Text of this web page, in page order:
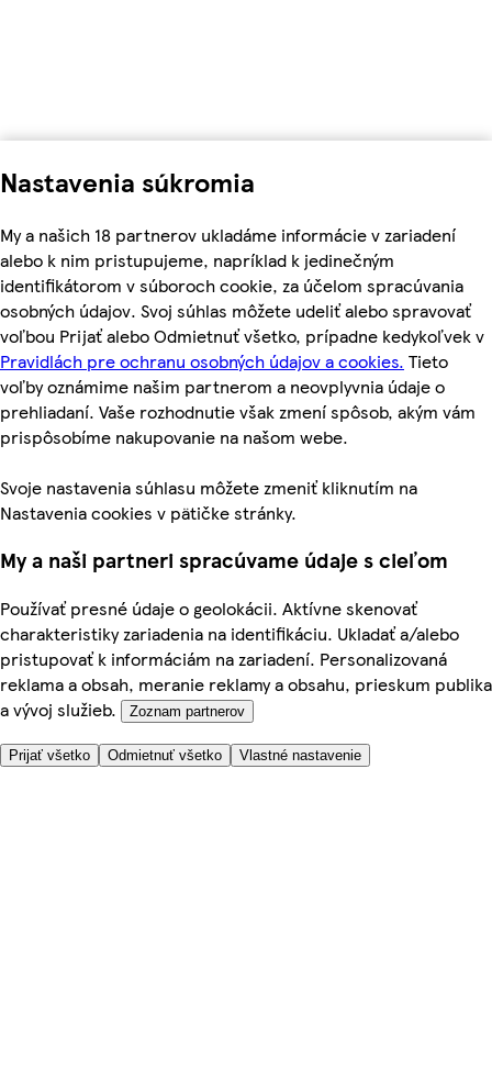
Nastavenia súkromia
My a našich 18 partnerov ukladáme informácie v zariadení
alebo k nim pristupujeme, napríklad k jedinečným
identifikátorom v súboroch cookie, za účelom spracúvania
osobných údajov. Svoj súhlas môžete udeliť alebo spravovať
voľbou Prijať alebo Odmietnuť všetko, prípadne kedykoľvek v
Pravidlách pre ochranu osobných údajov a cookies. Tieto
voľby oznámime našim partnerom a neovplyvnia údaje o
prehliadaní. Vaše rozhodnutie však zmení spôsob, akým vám
prispôsobíme nakupovanie na našom webe.
Svoje nastavenia súhlasu môžete zmeniť kliknutím na
Nastavenia cookies v pätičke stránky.
My a naši partneri spracúvame údaje s cieľom
Používať presné údaje o geolokácii. Aktívne skenovať
charakteristiky zariadenia na identifikáciu. Ukladať a/alebo
pristupovať k informáciám na zariadení. Personalizovaná
reklama a obsah, meranie reklamy a obsahu, prieskum publika
a vývoj služieb.
Zoznam partnerov
Prijať všetko Odmietnuť všetko Vlastné nastavenie